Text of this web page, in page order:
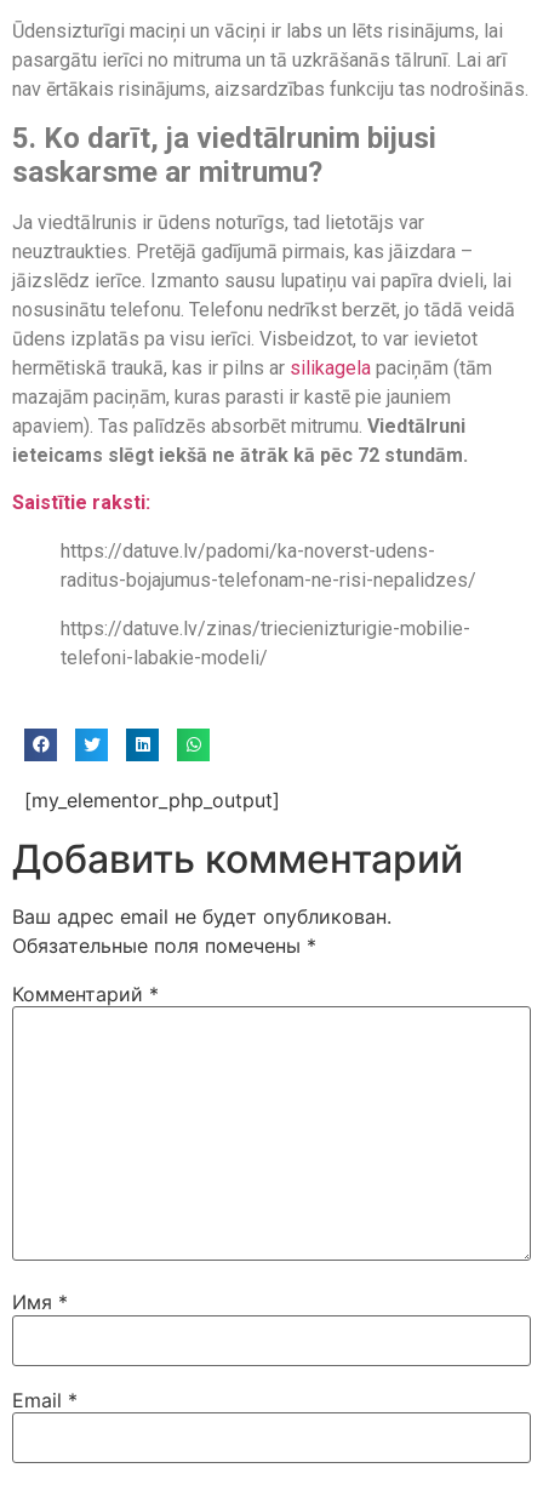
Ūdensizturīgi maciņi un vāciņi ir labs un lēts risinājums, lai
pasargātu ierīci no mitruma un tā uzkrāšanās tālrunī. Lai arī
nav ērtākais risinājums, aizsardzības funkciju tas nodrošinās.
5. Ko darīt, ja viedtālrunim bijusi
saskarsme ar mitrumu?
Ja viedtālrunis ir ūdens noturīgs, tad lietotājs var
neuztraukties. Pretējā gadījumā pirmais, kas jāizdara –
jāizslēdz ierīce. Izmanto sausu lupatiņu vai papīra dvieli, lai
nosusinātu telefonu. Telefonu nedrīkst berzēt, jo tādā veidā
ūdens izplatās pa visu ierīci. Visbeidzot, to var ievietot
hermētiskā traukā, kas ir pilns ar silikagela paciņām (tām
mazajām paciņām, kuras parasti ir kastē pie jauniem
apaviem). Tas palīdzēs absorbēt mitrumu. Viedtālruni
ieteicams slēgt iekšā ne ātrāk kā pēc 72 stundām.
Saistītie raksti:
https://datuve.lv/padomi/ka-noverst-udens-
raditus-bojajumus-telefonam-ne-risi-nepalidzes/
https://datuve.lv/zinas/triecienizturigie-mobilie-
telefoni-labakie-modeli/
[my_elementor_php_output]
Добавить комментарий
Ваш адрес email не будет опубликован.
Обязательные поля помечены *
Комментарий *
Имя *
Email *